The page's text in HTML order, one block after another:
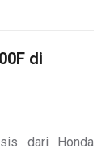
di
dari Honda